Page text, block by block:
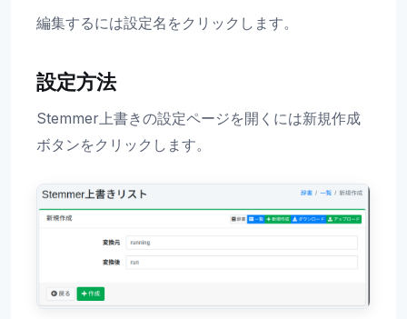
編集するには設定名をクリックします。
設定方法
Stemmer上書きの設定ページを開くには新規作成
ボタンをクリックします。